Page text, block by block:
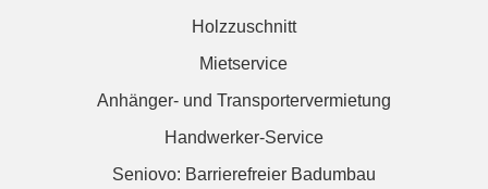
Holzzuschnitt
Mietservice
Anhänger- und Transportervermietung
Handwerker-Service
Seniovo: Barrierefreier Badumbau